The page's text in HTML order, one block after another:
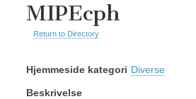
MIPEcph
Return to Directory
Hjemmeside kategori Diverse
Beskrivelse